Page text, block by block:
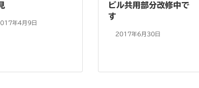
年4月9日
ビル共用部分改修中で
す
2017年6月30日